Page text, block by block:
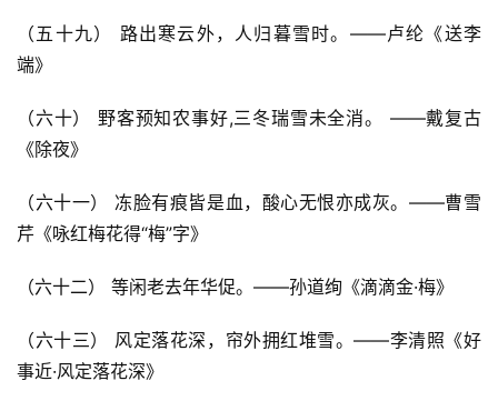
好
词
句
典
歌
今
诗
（五十九） 路出寒云外，人归暮雪时。——卢纶《送李
端》
（六十） 野客预知农事好,三冬瑞雪未全消。 ——戴复古
《除夜》
（六十一） 冻脸有痕皆是血，酸心无恨亦成灰。——曹雪
芹《咏红梅花得“梅”字》
（六十二） 等闲老去年华促。——孙道绚《滴滴金·梅》
（六十三） 风定落花深，帘外拥红堆雪。——李清照《好
事近·风定落花深》